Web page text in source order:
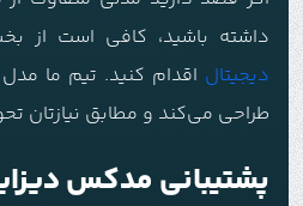
داشته باشید، کافی است از
دیجیتال اقدام کنید. تیم ما
طراحی می‌کند و مطابق نیازتان
پشتیبانی مدکس